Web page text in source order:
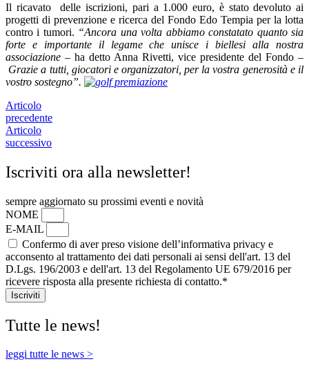
Il ricavato delle iscrizioni, pari a 1.000 euro, è stato devoluto ai
progetti di prevenzione e ricerca del Fondo Edo Tempia per la lotta
contro i tumori. “Ancora una volta abbiamo constatato quanto sia
forte e importante il legame che unisce i biellesi alla nostra
associazione – ha detto Anna Rivetti, vice presidente del Fondo –
Grazie a tutti, giocatori e organizzatori, per la vostra generosità e il
vostro sostegno”.
Articolo
precedente
Articolo
successivo
Iscriviti ora alla newsletter!
sempre aggiornato su prossimi eventi e novità
NOME
E-MAIL
Confermo di aver preso visione dell’informativa privacy e
acconsento al trattamento dei dati personali ai sensi dell'art. 13 del
D.Lgs. 196/2003 e dell'art. 13 del Regolamento UE 679/2016 per
ricevere risposta alla presente richiesta di contatto.*
Iscriviti
Tutte le news!
leggi tutte le news >